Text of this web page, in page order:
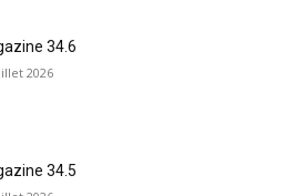
34.6
2026
34.5